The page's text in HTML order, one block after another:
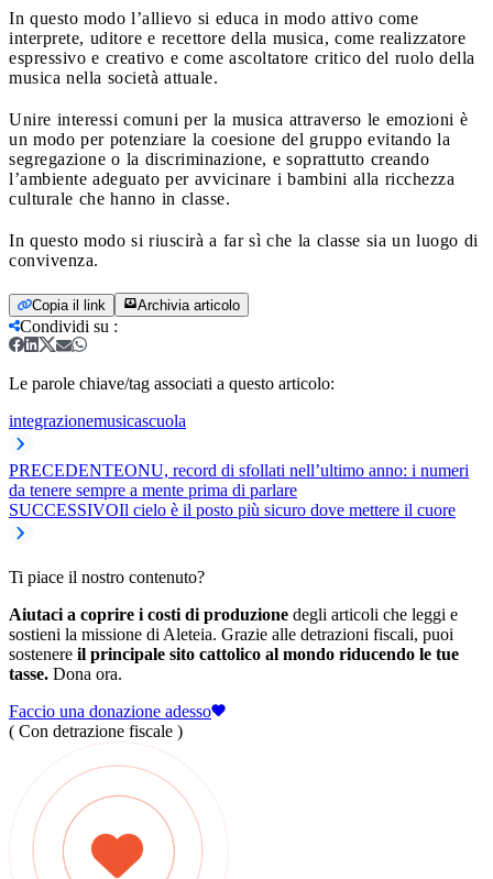
In questo modo l’allievo si educa in modo attivo come
interprete, uditore e recettore della musica, come realizzatore
espressivo e creativo e come ascoltatore critico del ruolo della
musica nella società attuale.
Unire interessi comuni per la musica attraverso le emozioni è
un modo per potenziare la coesione del gruppo evitando la
segregazione o la discriminazione, e soprattutto creando
l’ambiente adeguato per avvicinare i bambini alla ricchezza
culturale che hanno in classe.
In questo modo si riuscirà a far sì che la classe sia un luogo di
convivenza.
Copia il link Archivia articolo
Condividi su :
Le parole chiave/tag associati a questo articolo:
integrazionemusicascuola
PRECEDENTEONU, record di sfollati nell’ultimo anno: i numeri
da tenere sempre a mente prima di parlare
SUCCESSIVOIl cielo è il posto più sicuro dove mettere il cuore
Ti piace il nostro contenuto?
Aiutaci a coprire i costi di produzione degli articoli che leggi e
sostieni la missione di Aleteia. Grazie alle detrazioni fiscali, puoi
sostenere il principale sito cattolico al mondo riducendo le tue
tasse. Dona ora.
Faccio una donazione adesso
( Con detrazione fiscale )